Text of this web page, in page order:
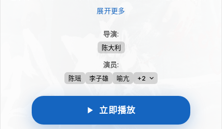
孩子，他不惜孤身跨越千里前往他国追查。途中，张荼与亦敌亦友
的钦貌苏携手行动，在危险与对抗中一步步逼近庞大的国际人贩集
展开更多
导演:
陈大利
演员:
陈瑶 李子雄 喻亢 +2
立即播放